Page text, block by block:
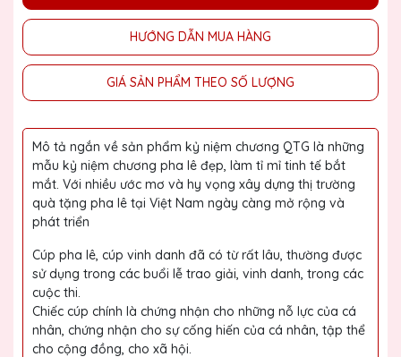
HƯỚNG DẪN MUA HÀNG
GIÁ SẢN PHẨM THEO SỐ LƯỢNG
Mô tả ngắn về sản phẩm kỷ niệm chương QTG là những
mẫu kỷ niệm chương pha lê đẹp, làm tỉ mỉ tinh tế bắt
mắt. Với nhiều ước mơ và hy vọng xây dựng thị trường
quà tặng pha lê tại Việt Nam ngày càng mở rộng và
phát triển
Cúp pha lê, cúp vinh danh đã có từ rất lâu, thường được
sử dụng trong các buổi lễ trao giải, vinh danh, trong các
cuộc thi.
Chiếc cúp chính là chứng nhận cho những nỗ lực của cá
nhân, chứng nhận cho sự cống hiến của cá nhân, tập thể
cho cộng đồng, cho xã hội.